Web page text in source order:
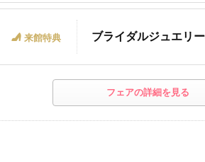
来館特典 ブライダルジュエリ
フェアの詳細を見る